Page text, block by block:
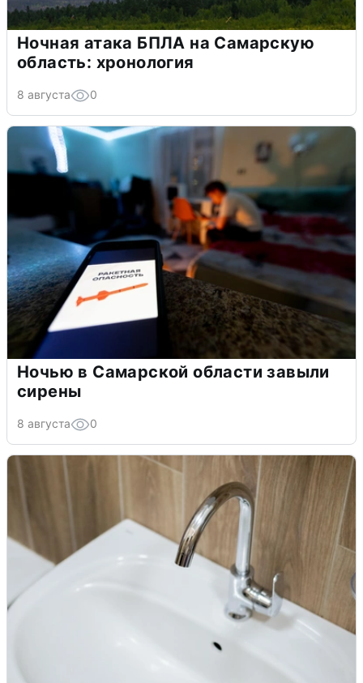
Ночная атака БПЛА на Самарскую
область: хронология
8 августа 0
Ночью в Самарской области завыли
сирены
8 августа 0